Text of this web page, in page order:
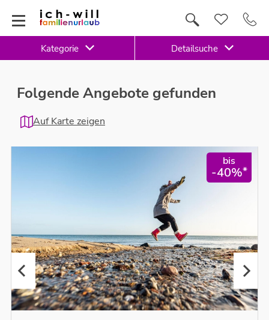
Kategorie Detailsuche
Folgende Angebote gefunden
Auf Karte zeigen
bis
-40%*